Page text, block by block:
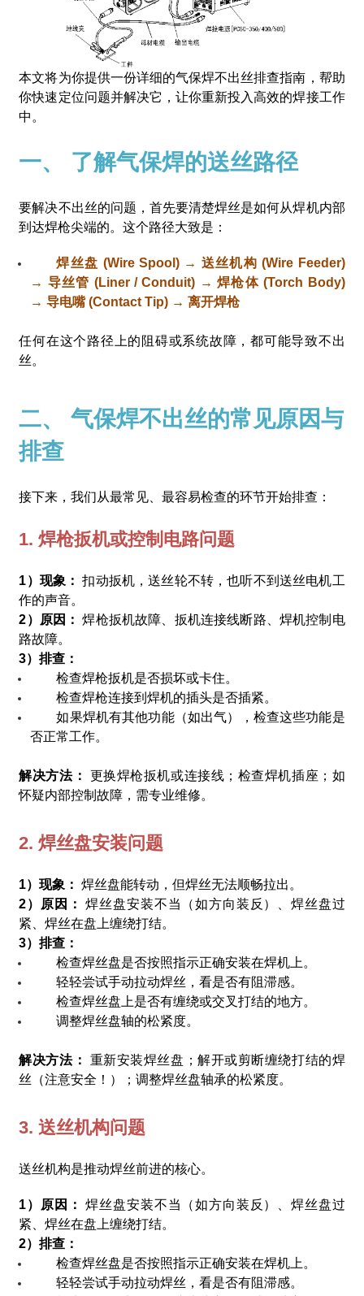
本文将为你提供一份详细的气保焊不出丝排查指南，帮助
你快速定位问题并解决它，让你重新投入高效的焊接工作
中。
一、 了解气保焊的送丝路径
要解决不出丝的问题，首先要清楚焊丝是如何从焊机内部
到达焊枪尖端的。这个路径大致是：
焊丝盘 (Wire Spool) → 送丝机构 (Wire Feeder)
→ 导丝管 (Liner / Conduit) → 焊枪体 (Torch Body)
→ 导电嘴 (Contact Tip) → 离开焊枪
任何在这个路径上的阻碍或系统故障，都可能导致不出
丝。
二、 气保焊不出丝的常见原因与
排查
接下来，我们从最常见、最容易检查的环节开始排查：
1. 焊枪扳机或控制电路问题
1）现象： 扣动扳机，送丝轮不转，也听不到送丝电机工
作的声音。
2）原因：焊枪扳机故障、扳机连接线断路、焊机控制电
路故障。
3）排查：
检查焊枪扳机是否损坏或卡住。
检查焊枪连接到焊机的插头是否插紧。
如果焊机有其他功能（如出气），检查这些功能是
否正常工作。
解决方法：
更换焊枪扳机或连接线；检查焊机插座；如
怀疑内部控制故障，需专业维修。
2. 焊丝盘安装问题
1）现象： 焊丝盘能转动，但焊丝无法顺畅拉出。
2）原因：焊丝盘安装不当（如方向装反）、焊丝盘过
紧、焊丝在盘上缠绕打结。
3）排查：
检查焊丝盘是否按照指示正确安装在焊机上。
轻轻尝试手动拉动焊丝，看是否有阻滞感。
检查焊丝盘上是否有缠绕或交叉打结的地方。
调整焊丝盘轴的松紧度。
解决方法： 重新安装焊丝盘；解开或剪断缠绕打结的焊
丝（注意安全！）；调整焊丝盘轴承的松紧度。
3. 送丝机构问题
送丝机构是推动焊丝前进的核心。
1）原因：焊丝盘安装不当（如方向装反）、焊丝盘过
紧、焊丝在盘上缠绕打结。
2）排查：
检查焊丝盘是否按照指示正确安装在焊机上。
轻轻尝试手动拉动焊丝，看是否有阻滞感。